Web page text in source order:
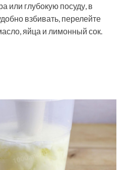
или глубокую посуду, в
взбивать, перелейте
яйца и лимонный сок.